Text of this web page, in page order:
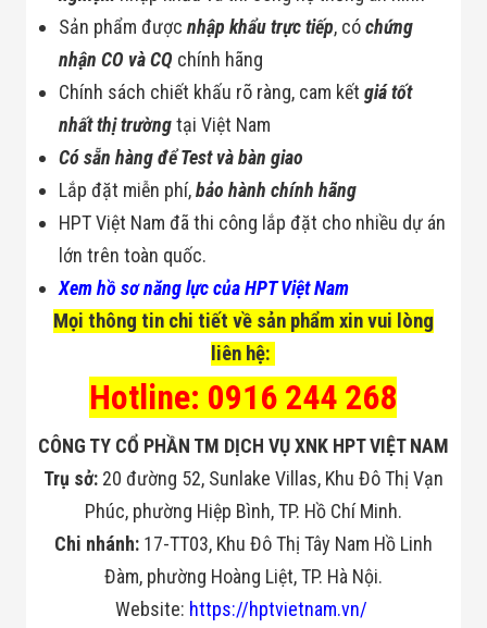
Sản phẩm đượcnhập khẩu trực tiếp, cóchứng
nhận CO và CQ chính hãng
Chính sách chiết khấu rõ ràng, cam kếtgiá tốt
nhất thị trườngtại Việt Nam
Có sẵn hàng để Test và bàn giao
Lắp đặt miễn phí,bảo hành chính hãng
HPT Việt Nam đã thi công lắp đặt cho nhiều dự án
lớn trên toàn quốc.
Xem hồ sơ năng lực của HPT Việt Nam
Mọi thông tin chi tiết về sản phẩm xin vui lòng
liên hệ:
Hotline: 0916 244 268
CÔNG TY CỔ PHẦN TM DỊCH VỤ XNK HPT VIỆT NAM
Trụ sở: 20 đường 52, Sunlake Villas, Khu Đô Thị Vạn
Phúc, phường Hiệp Bình, TP. Hồ Chí Minh.
Chi nhánh:17-TT03, Khu Đô Thị Tây Nam Hồ Linh
Đàm, phường Hoàng Liệt, TP. Hà Nội.
Website: https://hptvietnam.vn/